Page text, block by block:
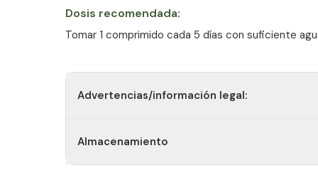
Tiene una función en la división celular.
Contribuye a la absorción/utilización normal de
Vitamina K:
**Fuente:
Dosis recomendada:
Tomar 1 comprimido cada 5 días con suficiente
Advertencias/información legal:
Almacenamiento